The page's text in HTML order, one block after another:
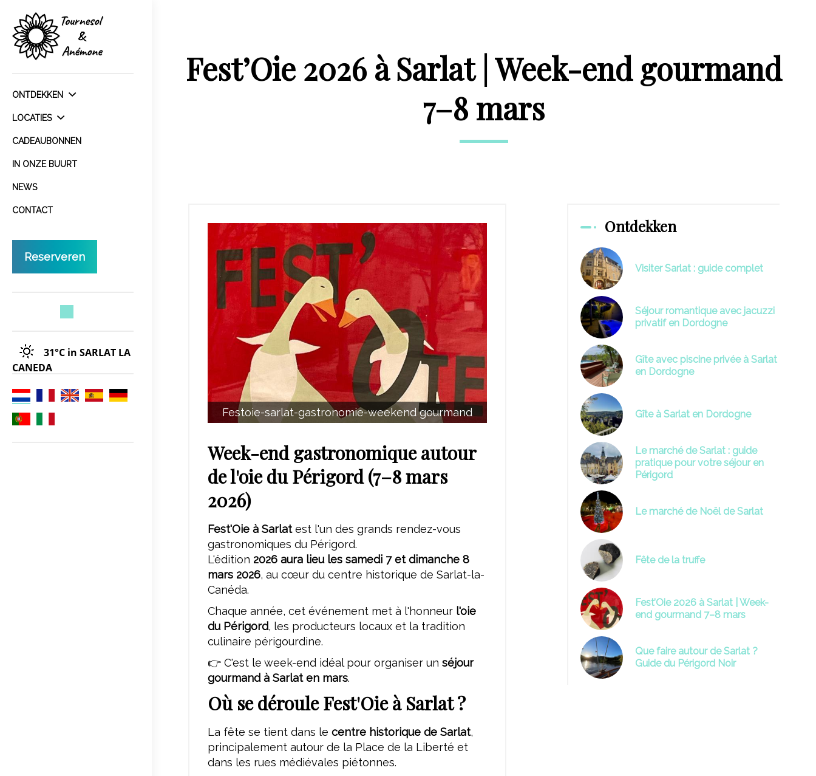
ONTDEKKEN
LOCATIES
CADEAUBONNEN
IN ONZE BUURT
NEWS
CONTACT
Reserveren
31°C in SARLAT LA
CANEDA
Fest’Oie 2026 à Sarlat | Week-end gourmand
7–8 mars
Festoie-sarlat-gastronomie-weekend gourmand
Week-end gastronomique autour
de l'oie du Périgord (7–8 mars
2026)
Fest'Oie à Sarlatest l'un des grands rendez-vous
gastronomiques du Périgord.
L'édition 2026 aura lieu les samedi 7 et dimanche 8
mars 2026, au cœur du centre historique de Sarlat-la-
Canéda.
Chaque année, cet événement met à l'honneur l'oie
du Périgord, les producteurs locaux et la tradition
culinaire périgourdine.
👉 C'est le week-end idéal pour organiser un séjour
gourmand à Sarlat en mars.
Où se déroule Fest'Oie à Sarlat ?
La fête se tient dans le centre historique de Sarlat,
principalement autour de la Place de la Liberté et
dans les rues médiévales piétonnes.
Ontdekken
Visiter Sarlat : guide complet
Séjour romantique avec jacuzzi
privatif en Dordogne
Gîte avec piscine privée à Sarlat
en Dordogne
Gîte à Sarlat en Dordogne
Le marché de Sarlat : guide
pratique pour votre séjour en
Périgord
Le marché de Noël de Sarlat
Fête de la truffe
Fest’Oie 2026 à Sarlat | Week-
end gourmand 7–8 mars
Que faire autour de Sarlat ?
Guide du Périgord Noir